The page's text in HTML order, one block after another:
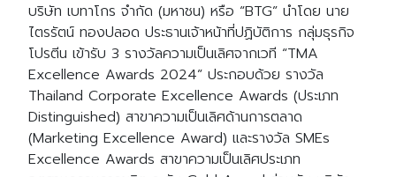
บริษัท เบทาโกร จำกัด (มหาชน) หรือ “BTG” นำโดย นาย
ไตรรัตน์ ทองปลอด ประธานเจ้าหน้าที่ปฏิบัติการ กลุ่มธุรกิจ
โปรตีน เข้ารับ 3 รางวัลความเป็นเลิศจากเวที “TMA
Excellence Awards 2024” ประกอบด้วย รางวัล
Thailand Corporate Excellence Awards (ประเภท
Distinguished) สาขาความเป็นเลิศด้านการตลาด
(Marketing Excellence Award) และรางวัล SMEs
Excellence Awards สาขาความเป็นเลิศประเภท